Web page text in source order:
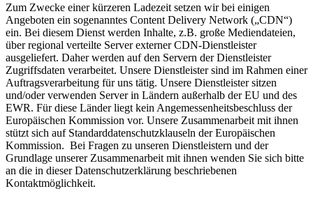
Zum Zwecke einer kürzeren Ladezeit setzen wir bei einigen
Angeboten ein sogenanntes Content Delivery Network („CDN“)
ein. Bei diesem Dienst werden Inhalte, z.B. große Mediendateien,
über regional verteilte Server externer CDN-Dienstleister
ausgeliefert. Daher werden auf den Servern der Dienstleister
Zugriffsdaten verarbeitet. Unsere Dienstleister sind im Rahmen einer
Auftragsverarbeitung für uns tätig. Unsere Dienstleister sitzen
und/oder verwenden Server in Ländern außerhalb der EU und des
EWR. Für diese Länder liegt kein Angemessenheitsbeschluss der
Europäischen Kommission vor. Unsere Zusammenarbeit mit ihnen
stützt sich auf Standarddatenschutzklauseln der Europäischen
Kommission. Bei Fragen zu unseren Dienstleistern und der
Grundlage unserer Zusammenarbeit mit ihnen wenden Sie sich bitte
an die in dieser Datenschutzerklärung beschriebenen
Kontaktmöglichkeit.